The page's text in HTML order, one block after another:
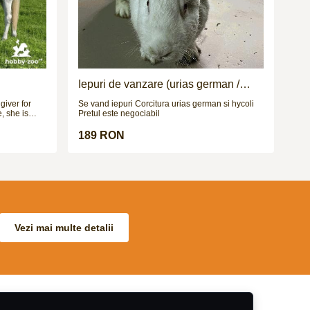
precum
Se
Alte
contact
for
she is
strides,
job.
the week
a
Iepuri de vanzare (urias german /
Se vand iepuri Corcitura urias german si hycoli
Pretul este negociabil
189 RON
Vezi mai multe detalii